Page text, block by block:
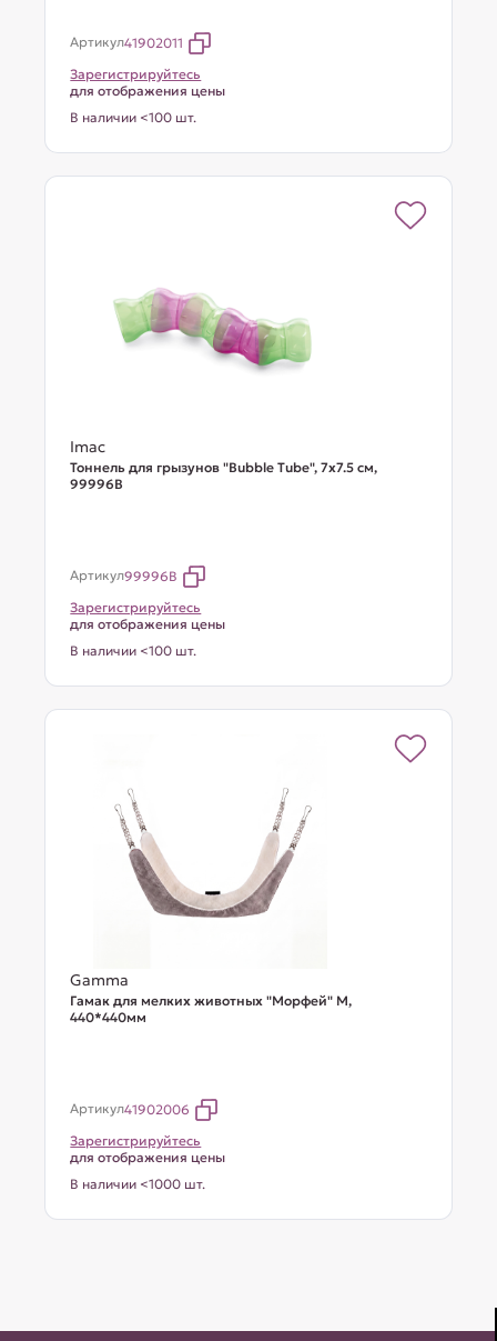
Артикул41902011
Зарегистрируйтесь
для отображения цены
В наличии <100 шт.
Imac
Тоннель для грызунов "Bubble Tube", 7х7.5 см,
99996В
Артикул99996B
Зарегистрируйтесь
для отображения цены
В наличии <100 шт.
Gamma
Гамак для мелких животных "Морфей" М,
440*440мм
Артикул41902006
Зарегистрируйтесь
для отображения цены
В наличии <1000 шт.